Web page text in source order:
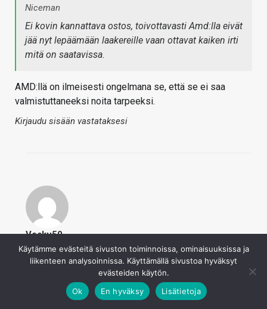
Niceman
Ei kovin kannattava ostos, toivottavasti Amd:lla eivät
jää nyt lepäämään laakereille vaan ottavat kaiken irti
mitä on saatavissa.
AMD:llä on ilmeisesti ongelmana se, että se ei saa
valmistuttaneeksi noita tarpeeksi.
Kirjaudu sisään vastataksesi
Vesku50
22.12.2019
Kyllä ainakin Suomesta saa vaikka heti. Jimssillä on 5
kpl hyllyssä ja Verkkokaupassa 3 kpl. Tukkureilla yli 25
Käytämme evästeitä sivuston toiminnoissa, ominaisuuksissa ja
liikenteen analysoinnissa. Käyttämällä sivustoa hyväksyt
evästeiden käytön.
Ok
En hyväksy Lisätietoja